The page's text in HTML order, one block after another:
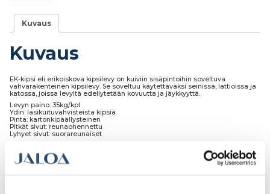
Kuvaus
Kuvaus
EK-kipsi eli erikoiskova kipsilevy on kuiviin sisäpintoihin soveltuva
vahvarakenteinen kipsilevy. Se soveltuu käytettäväksi seinissä, lattioissa ja
katossa, joissa levyltä edellytetään kovuutta ja jäykkyyttä.
Levyn paino: 35kg/kpl
Ydin: lasikuituvahvisteista kipsiä
Pinta: kartonkipäällysteinen
Pitkät sivut: reunaohennettu
Lyhyet sivut: suorareunaiset
positiotarroilla merkattuina.